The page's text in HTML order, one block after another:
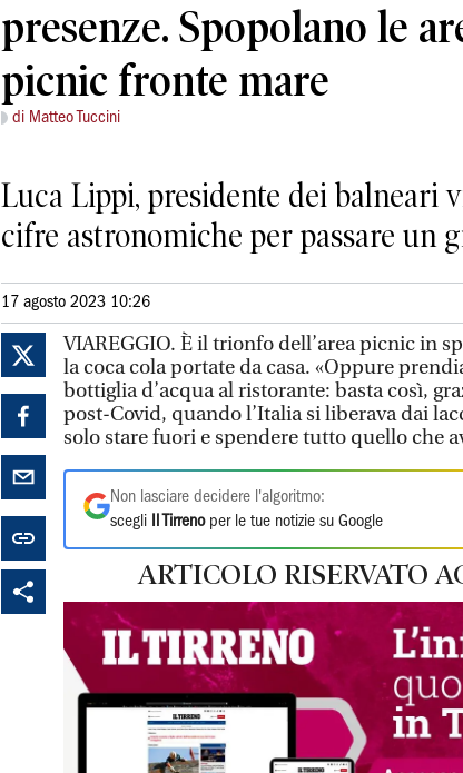
presenze. Spopolano le
picnic fronte mare
di Matteo Tuccini
Luca Lippi, presidente dei balneari
cifre astronomiche per passare un
17 agosto 2023 10:26
VIAREGGIO. È il trionfo dell’area picnic in
la coca cola portate da casa. «Oppure
bottiglia d’acqua al ristorante: basta così,
post-Covid, quando l’Italia si liberava dai
solo stare fuori e spendere tutto quello che
Non lasciare decidere l'algoritmo:
scegli
Il Tirrenoper le tue notizie su Google
ARTICOLO RISERVATO